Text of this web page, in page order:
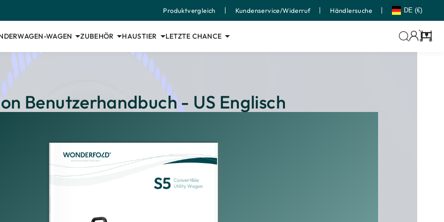
Produktvergleich Kundenservice/Widerruf Händlersuche DE (€)
WAGEN ZUBEHÖR HAUSTIER LETZTE CHANCE
Benutzerhandbuch - US Englisch